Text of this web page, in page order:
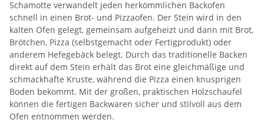
Schamotte verwandelt jeden herkömmlichen Backofen
schnell in einen Brot- und Pizzaofen. Der Stein wird in den
kalten Ofen gelegt, gemeinsam aufgeheizt und dann mit Brot,
Brötchen, Pizza (selbstgemacht oder Fertigprodukt) oder
anderem Hefegebäck belegt. Durch das traditionelle Backen
direkt auf dem Stein erhält das Brot eine gleichmäßige und
schmackhafte Kruste, während die Pizza einen knusprigen
Boden bekommt. Mit der großen, praktischen Holzschaufel
können die fertigen Backwaren sicher und stilvoll aus dem
Ofen entnommen werden.